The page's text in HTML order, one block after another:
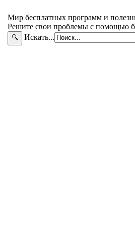
Мир бесплатных программ и
Решите свои проблемы с помощью
🔍 Искать...